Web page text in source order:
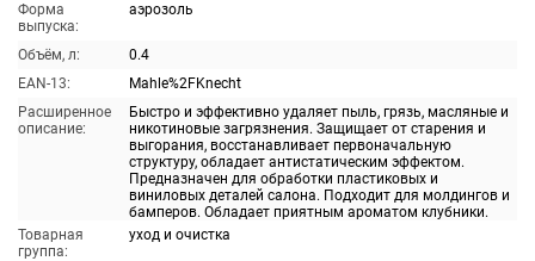
Форма
выпуска:
аэрозоль
Объём, л:
0.4
EAN-13:
Mahle%2FKnecht
Расширенное
описание:
Быстро и эффективно удаляет пыль, грязь, масляные и
никотиновые загрязнения. Защищает от старения и
выгорания, восстанавливает первоначальную
структуру, обладает антистатическим эффектом.
Предназначен для обработки пластиковых и
виниловых деталей салона. Подходит для молдингов и
бамперов. Обладает приятным ароматом клубники.
Товарная
группа:
уход и очистка